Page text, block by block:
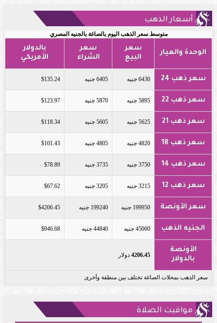
أسعار الذهب
متوسط سعر الذهب اليوم بالصاغة بالجنيه المصري
الوحدة والعيار
سعر
البيع
سعر
الشراء
بالدولار
الأمريكي
سعر ذهب 24 6430 جنيه 6405 جنيه $135.24
سعر ذهب 22 5895 جنيه 5870 جنيه $123.97
سعر ذهب 21 5625 جنيه 5605 جنيه $118.34
سعر ذهب 18 4820 جنيه 4805 جنيه $101.43
سعر ذهب 14 3750 جنيه 3735 جنيه $78.89
سعر ذهب 12 3215 جنيه 3205 جنيه $67.62
سعر الأونصة 199950 جنيه 199240 جنيه $4206.45
الجنيه الذهب 45000 جنيه 44840 جنيه $946.68
الأونصة
بالدولار
4206.45 دولار
سعر الذهب بمحلات الصاغة تختلف بين منطقة وأخرى
مواقيت الصلاة